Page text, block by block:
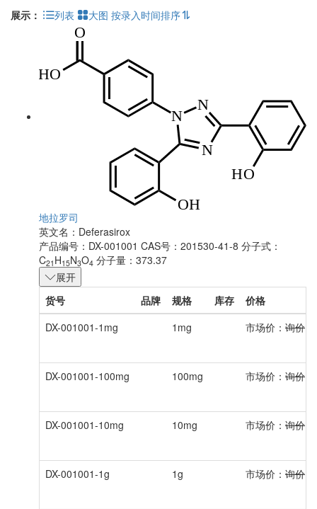
展示：
列表 大图 按录入时间排序
地拉罗司
英文名： Deferasirox
产品编号：DX-001001 CAS号：201530-41-8 分子式：
C21 H15N3O4 分子量：373.37
展开
货号
品牌 规格 库存
价格
DX-001001-1mg
1mg 市场价： 询价
DX-001001-100mg 100mg 市场价： 询价
DX-001001-10mg 10mg 市场价： 询价
DX-001001-1g 1g 市场价： 询价